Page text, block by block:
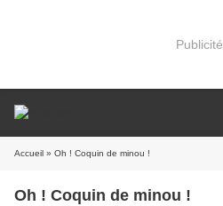
Publicité
Accueil » Oh ! Coquin de minou !
Oh ! Coquin de minou !